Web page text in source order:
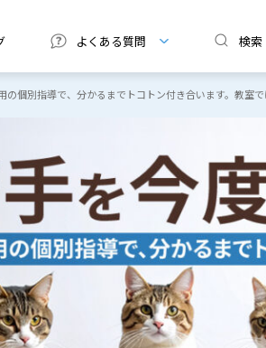
よくある質問 検索
の個別指導で、分かるまでトコトン付き合います。教室